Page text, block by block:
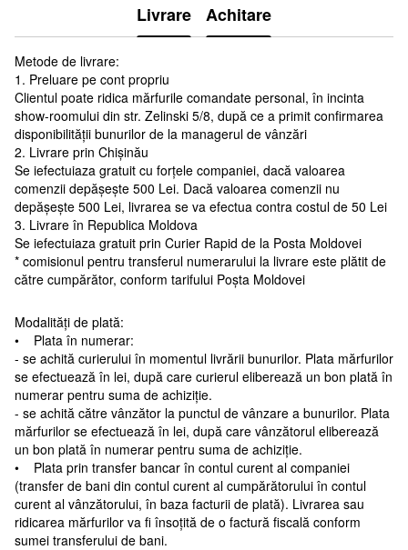
Livrare Achitare
Metode de livrare:
1. Preluare pe cont propriu
Clientul poate ridica mărfurile comandate personal, în incinta
show-roomului din str. Zelinski 5/8, după ce a primit confirmarea
disponibilității bunurilor de la managerul de vânzări
2. Livrare prin Chișinău
Se iefectuiaza gratuit cu forțele companiei, dacă valoarea
comenzii depășește 500 Lei. Dacă valoarea comenzii nu
depășește 500 Lei, livrarea se va efectua contra costul de 50 Lei
3. Livrare în Republica Moldova
Se iefectuiaza gratuit prin Curier Rapid de la Posta Moldovei
* comisionul pentru transferul numerarului la livrare este plătit de
către cumpărător, conform tarifului Poșta Moldovei
Modalități de plată:
• Plata în numerar:
- se achită curierului în momentul livrării bunurilor. Plata mărfurilor
se efectuează în lei, după care curierul eliberează un bon plată în
numerar pentru suma de achiziție.
- se achită către vânzător la punctul de vânzare a bunurilor. Plata
mărfurilor se efectuează în lei, după care vânzătorul eliberează
un bon plată în numerar pentru suma de achiziție.
• Plata prin transfer bancar în contul curent al companiei
(transfer de bani din contul curent al cumpărătorului în contul
curent al vânzătorului, în baza facturii de plată). Livrarea sau
ridicarea mărfurilor va fi însoțită de o factură fiscală conform
sumei transferului de bani.